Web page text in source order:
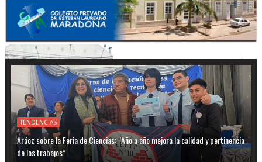
TENDENCIAS
Aráoz sobre la Feria de Ciencias: “Año a año mejora la calidad y pertinencia
de los trabajos”